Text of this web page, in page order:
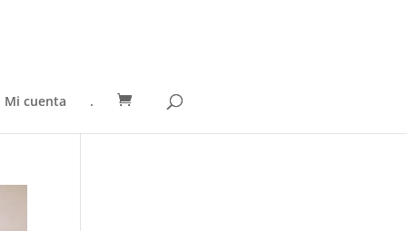
Mi cuenta .